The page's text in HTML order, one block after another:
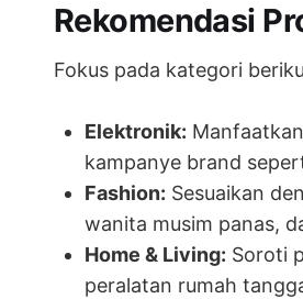
Rekomendasi
Fokus pada kategori
Elektronik:
kampanye brand
Fashion: Sesuaikan
wanita musim panas,
Home & Living: Soroti
peralatan rumah